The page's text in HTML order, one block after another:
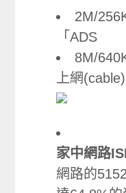
2M/
「ADS
8M/
上網
家中網路
網路的